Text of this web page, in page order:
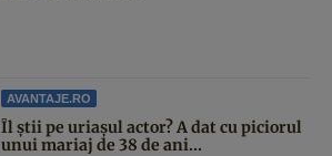
AVANTAJE.RO
Îl știi pe uriașul actor? A dat cu piciorul
unui mariaj de 38 de ani...